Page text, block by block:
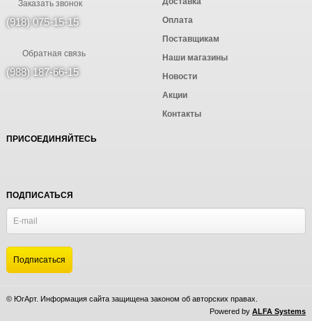
Заказать звонок
(918) 075-15-15
Обратная связь
(988) 187-66-15
Оплата
Поставщикам
Наши магазины
Новости
Акции
Контакты
ПРИСОЕДИНЯЙТЕСЬ
ПОДПИСАТЬСЯ
© ЮгАрт. Информация сайта защищена законом об авторских правах.
Powered by ALFA Systems